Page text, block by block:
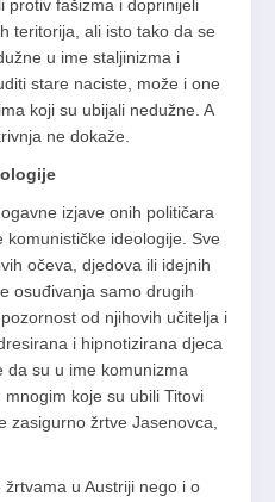
protiv fašizma i doprinijeli
teritorija, ali isto tako da se
u ime staljinizma i
stare naciste, može i one
koji su ubijali nedužne. A
ne dokaže.
izjave onih političara
komunističke ideologije. Sve
očeva, djedova ili idejnih
osuđivanja samo drugih
od njihovih učitelja i
i hipnotizirana djeca
da su u ime komunizma
koje su ubili Titovi
zasigurno žrtve Jasenovca,
u Austriji nego i o